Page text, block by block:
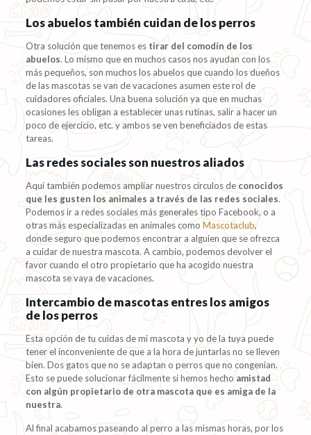
Los abuelos también cuidan de los perros
Otra solución que tenemos es tirar del comodín de los
abuelos. Lo mismo que en muchos casos nos ayudan con los
más pequeños, son muchos los abuelos que cuando los dueños
de las mascotas se van de vacaciones asumen este rol de
cuidadores oficiales. Una buena solución ya que en muchas
ocasiones les obligan a establecer unas rutinas, salir a hacer un
poco de ejercicio, etc. y ambos se ven beneficiados de estas
tareas.
Las redes sociales son nuestros aliados
Aquí también podemos ampliar nuestros círculos de conocidos
que les gusten los animales a través de las redes sociales.
Podemos ir a redes sociales más generales tipo Facebook, o a
otras más especializadas en animales comoMascotaclub,
donde seguro que podemos encontrar a alguien que se ofrezca
a cuidar de nuestra mascota. A cambio, podemos devolver el
favor cuando el otro propietario que ha acogido nuestra
mascota se vaya de vacaciones.
Intercambio de mascotas entres los amigos
de los perros
Esta opción de tu cuidas de mi mascota y yo de la tuya puede
tener el inconveniente de que a la hora de juntarlas no se lleven
bien. Dos gatos que no se adaptan o perros que no congenian.
Esto se puede solucionar fácilmente si hemos hecho amistad
con algún propietario de otra mascota que es amiga de la
nuestra.
Al final acabamos paseando al perro a las mismas horas, por los